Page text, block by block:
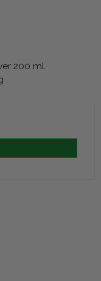
200 ml